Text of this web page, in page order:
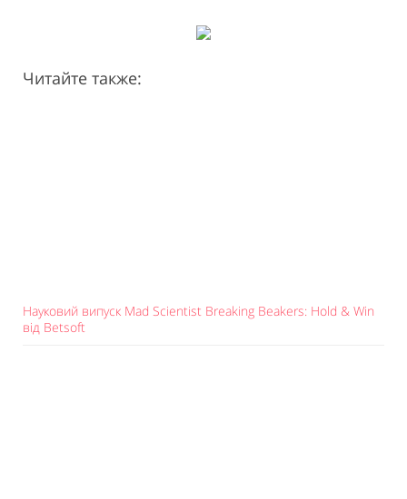
Читайте также:
Науковий випуск Mad Scientist Breaking Beakers: Hold & Win
від Betsoft